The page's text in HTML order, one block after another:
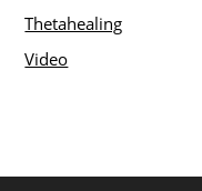
Thetahealing
Video